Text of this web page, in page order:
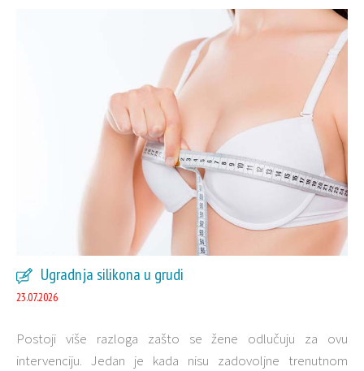
Ugradnja silikona u grudi
23.07.2026
Postoji više razloga zašto se žene odlučuju za ovu
intervenciju. Jedan je kada nisu zadovoljne trenutnom